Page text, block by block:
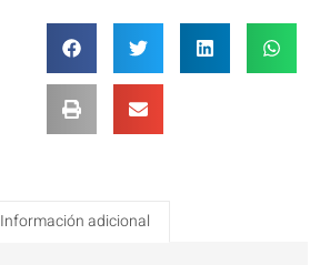
Información adicional